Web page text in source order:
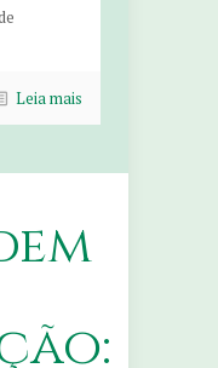
Leia mais